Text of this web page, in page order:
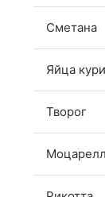
Сметана
Яйца
Творог